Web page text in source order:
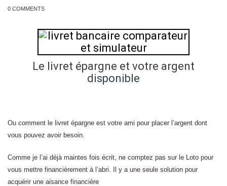
0 COMMENTS
Le livret épargne et votre argent
disponible
Ou comment le livret épargne est votre ami pour placer l’argent dont
vous pouvez avoir besoin.
Comme je l’ai déjà maintes fois écrit, ne comptez pas sur le Loto pour
vous mettre financièrement à l’abri. Il y a une seule solution pour
acquérir une aisance financière